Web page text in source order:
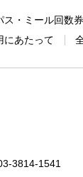
ス・ミール回数
にあたって
3814-1541